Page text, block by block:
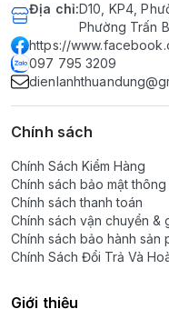
Địa chỉ:D10, KP4,
Phường Trấn
https://
097 795 3209
Chính sách
Chính Sách Kiểm Hàng
Chính sách bảo mật
Chính sách thanh toán
Chính sách vận chuyển &
Chính sách bảo hành sản
Chính Sách Đổi Trả Và
Giới thiệu